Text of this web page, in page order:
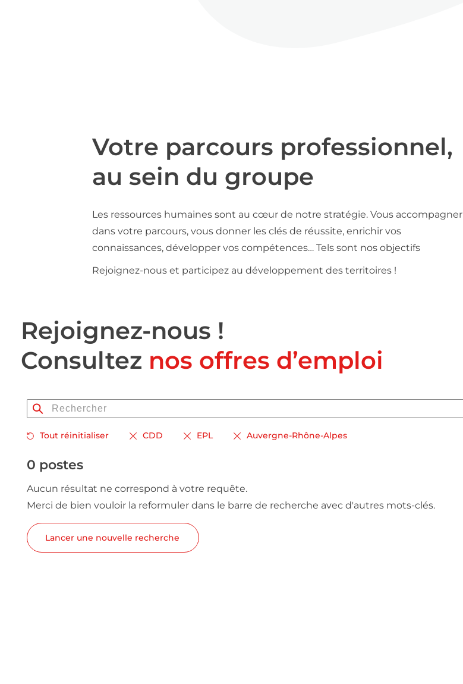
Votre parcours professionnel,
au sein du groupe
Les ressources humaines sont au cœur de notre stratégie. Vous accompagner
dans votre parcours, vous donner les clés de réussite, enrichir vos
connaissances, développer vos compétences… Tels sont nos objectifs
Rejoignez-nous et participez au développement des territoires !
Rejoignez-nous !
Consultez nos offres d’emploi
Tout réinitialiser CDD EPL Auvergne-Rhône-Alpes
0 postes
Aucun résultat ne correspond à votre requête.
Merci de bien vouloir la reformuler dans le barre de recherche avec d'autres mots-clés.
Lancer une nouvelle recherche